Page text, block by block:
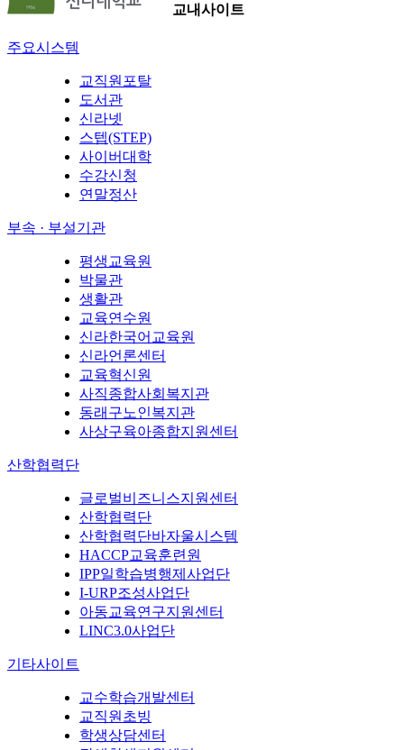
교내사이트
주요시스템
교직원포탈
도서관
신라넷
스텝(STEP)
사이버대학
수강신청
연말정산
부속 · 부설기관
평생교육원
박물관
생활관
교육연수원
신라한국어교육원
신라언론센터
교육혁신원
사직종합사회복지관
동래구노인복지관
사상구육아종합지원센터
산학협력단
글로벌비즈니스지원센터
산학협력단
산학협력단바자울시스템
HACCP교육훈련원
IPP일학습병행제사업단
I-URP조성사업단
아동교육연구지원센터
LINC3.0사업단
기타사이트
교수학습개발센터
교직원초빙
학생상담센터